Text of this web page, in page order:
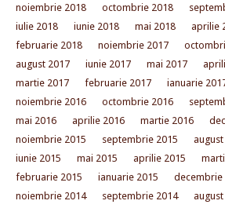
noiembrie 2018
octombrie 2018
iulie 2018
iunie 2018 mai 2018 aprilie
februarie 2018
noiembrie 2017
august 2017
iunie 2017 mai 2017
martie 2017
februarie 2017 ianuarie
noiembrie 2016
octombrie 2016
mai 2016
aprilie 2016 martie 2016
noiembrie 2015
septembrie 2015
iunie 2015
mai 2015 aprilie 2015
februarie 2015
ianuarie 2015
decembrie
noiembrie 2014
septembrie 2014